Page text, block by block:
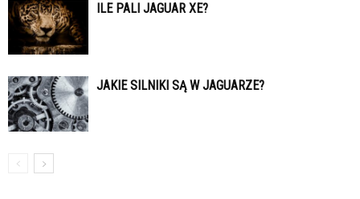
ILE PALI JAGUAR XE?
JAKIE SILNIKI SĄ W JAGUARZE?